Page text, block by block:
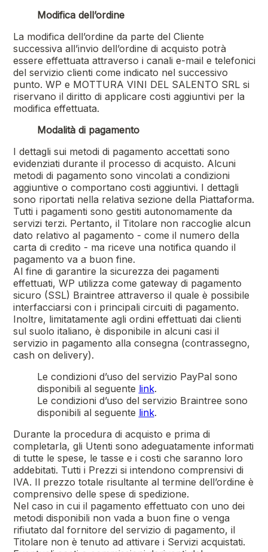
Modifica dell’ordine
La modifica dell’ordine da parte del Cliente
successiva all’invio dell’ordine di acquisto potrà
essere effettuata attraverso i canali e-mail e telefonici
del servizio clienti come indicato nel successivo
punto. WP e MOTTURA VINI DEL SALENTO SRLsi
riservano il diritto di applicare costi aggiuntivi per la
modifica effettuata.
Modalità di pagamento
I dettagli sui metodi di pagamento accettati sono
evidenziati durante il processo di acquisto. Alcuni
metodi di pagamento sono vincolati a condizioni
aggiuntive o comportano costi aggiuntivi. I dettagli
sono riportati nella relativa sezione della Piattaforma.
Tutti i pagamenti sono gestiti autonomamente da
servizi terzi. Pertanto, il Titolare non raccoglie alcun
dato relativo al pagamento - come il numero della
carta di credito - ma riceve una notifica quando il
pagamento va a buon fine.
Al fine di garantire la sicurezza dei pagamenti
effettuati, WP utilizza come gateway di pagamento
sicuro (SSL) Braintree attraverso il quale è possibile
interfacciarsi con i principali circuiti di pagamento.
Inoltre, limitatamente agli ordini effettuati dai clienti
sul suolo italiano, è disponibile in alcuni casi il
servizio in pagamento alla consegna (contrassegno,
cash on delivery).
Le condizioni d’uso del servizio PayPal sono
disponibili al seguente link.
Le condizioni d’uso del servizio Braintree sono
disponibili al seguente link.
Durante la procedura di acquisto e prima di
completarla, gli Utenti sono adeguatamente informati
di tutte le spese, le tasse e i costi che saranno loro
addebitati. Tutti i Prezzi si intendono comprensivi di
IVA. Il prezzo totale risultante al termine dell’ordine è
comprensivo delle spese di spedizione.
Nel caso in cui il pagamento effettuato con uno dei
metodi disponibili non vada a buon fine o venga
rifiutato dal fornitore del servizio di pagamento, il
Titolare non è tenuto ad attivare i Servizi acquistati.